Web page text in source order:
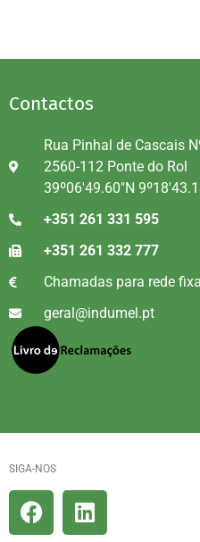
Contactos
Rua Pinhal de Cascais
2560-112 Ponte do Rol
39º06'49.60"N
+351 261 331 595
+351 261 332 777
Chamadas para rede
geral@indumel.pt
SIGA-NOS